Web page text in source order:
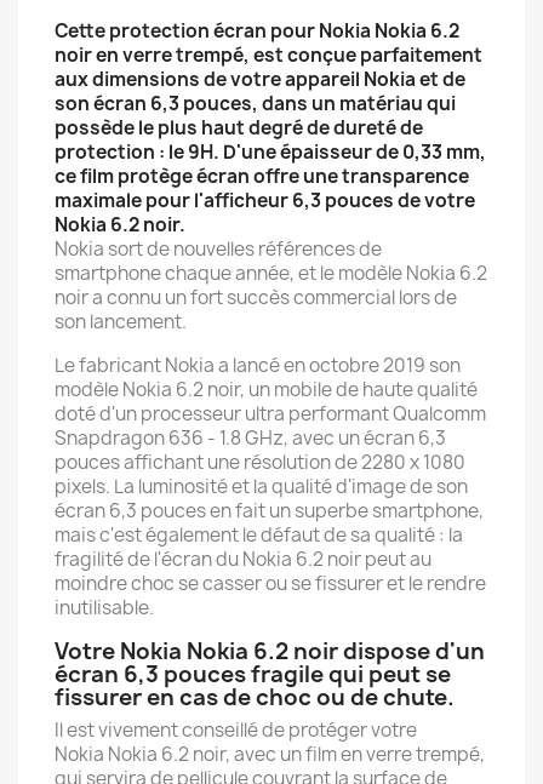
Cette protection écran pour Nokia Nokia 6.2
noir en verre trempé, est conçue parfaitement
aux dimensions de votre appareil Nokia et de
son écran 6,3 pouces, dans un matériau qui
possède le plus haut degré de dureté de
protection : le 9H. D'une épaisseur de 0,33 mm,
ce film protège écran offre une transparence
maximale pour l'afficheur 6,3 pouces de votre
Nokia 6.2 noir.
Nokia sort de nouvelles références de
smartphone chaque année, et le modèle Nokia 6.2
noir a connu un fort succès commercial lors de
son lancement.
Le fabricant Nokia a lancé en octobre 2019 son
modèle Nokia 6.2 noir, un mobile de haute qualité
doté d'un processeur ultra performant Qualcomm
Snapdragon 636 - 1.8 GHz, avec un écran 6,3
pouces affichant une résolution de 2280 x 1080
pixels. La luminosité et la qualité d'image de son
écran 6,3 pouces en fait un superbe smartphone,
mais c'est également le défaut de sa qualité : la
fragilité de l'écran du Nokia 6.2 noir peut au
moindre choc se casser ou se fissurer et le rendre
inutilisable.
Votre Nokia Nokia 6.2 noir dispose d'un
écran 6,3 pouces fragile qui peut se
fissurer en cas de choc ou de chute.
Il est vivement conseillé de protéger votre
Nokia Nokia 6.2 noir, avec un film en verre trempé,
qui servira de pellicule couvrant la surface de